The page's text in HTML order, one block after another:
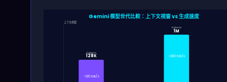
Gemini 模型世代比較：上下文視窗 vs 生成速度
128K
tokens
1M
tokens
上下文視窗
~120 tok/s
~280 tok/s